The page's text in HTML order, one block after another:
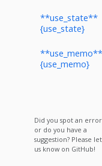
**use_state**
{use_state}
**use_memo**
{use_memo}
Did you spot an error
or do you have a
suggestion? Please let
us know on GitHub!